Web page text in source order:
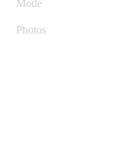
Mode
Photos